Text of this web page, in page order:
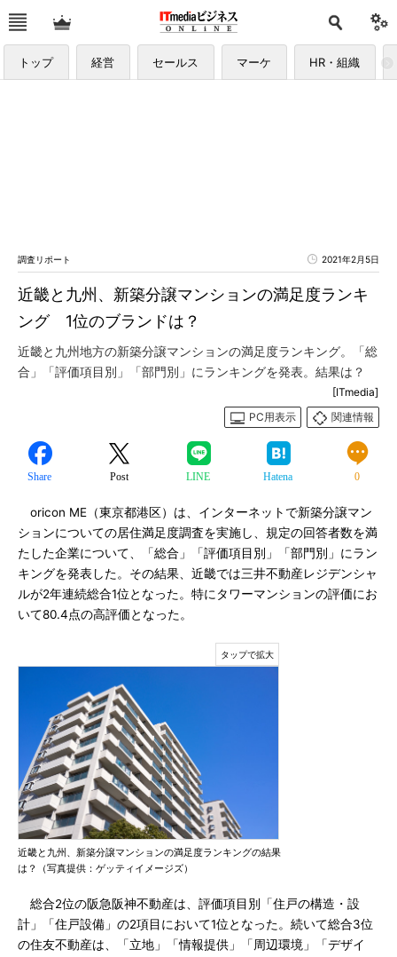
トップ 経営 セールス マーケ HR・組織
調査リポート 2021年2月5日
近畿と九州、新築分譲マンションの満足度ランキ
ング 1位のブランドは？
近畿と九州地方の新築分譲マンションの満足度ランキング。「総
合」「評価項目別」「部門別」にランキングを発表。結果は？
[ITmedia]
PC用表示
関連情報
Share Post LINE Hatena 0
oricon ME（東京都港区）は、インターネットで新築分譲マン
ションについての居住満足度調査を実施し、規定の回答者数を満
たした企業について、「総合」「評価項目別」「部門別」にラン
キングを発表した。その結果、近畿では三井不動産レジデンシャ
ルが2年連続総合1位となった。特にタワーマンションの評価にお
いて80.4点の高評価となった。
近畿と九州、新築分譲マンションの満足度ランキングの結果
は？（写真提供：ゲッティイメージズ）
総合2位の阪急阪神不動産は、評価項目別「住戸の構造・設
計」「住戸設備」の2項目において1位となった。続いて総合3位
の住友不動産は、「立地」「情報提供」「周辺環境」「デザイ